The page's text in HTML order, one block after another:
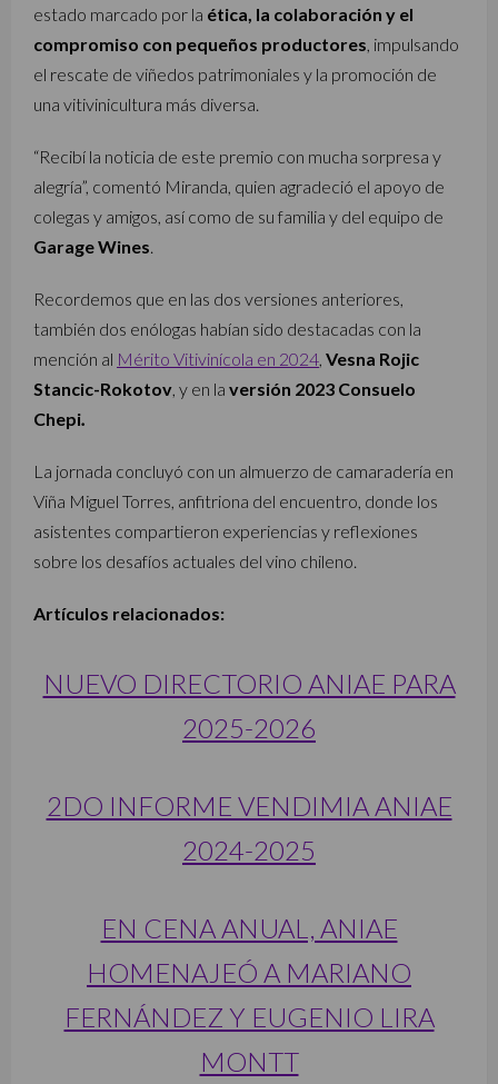
estado marcado por la ética, la colaboración y el
compromiso con pequeños productores , impulsando
el rescate de viñedos patrimoniales y la promoción de
una vitivinicultura más diversa.
“Recibí la noticia de este premio con mucha sorpresa y
alegría”, comentó Miranda, quien agradeció el apoyo de
colegas y amigos, así como de su familia y del equipo de
Garage Wines
Recordemos que en las dos versiones anteriores,
también dos enólogas habían sido destacadas con la
mención al Mérito Vitivinícola en 2024 Vesna Rojic
Stancic-Rokotov , y en la versión 2023 Consuelo
Chepi.
La jornada concluyó con un almuerzo de camaradería en
Viña Miguel Torres, anfitriona del encuentro, donde los
asistentes compartieron experiencias y reflexiones
sobre los desafíos actuales del vino chileno.
Artículos relacionados:
NUEVO DIRECTORIO ANIAE PARA
2025-2026
2DO INFORME VENDIMIA ANIAE
2024-2025
EN CENA ANUAL, ANIAE
HOMENAJEÓ A MARIANO
FERNÁNDEZ Y EUGENIO LIRA
MONTT